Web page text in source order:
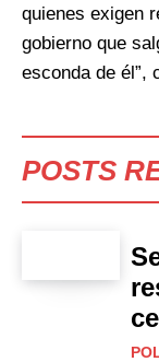
quienes exigen
gobierno que
esconda de él”,
POSTS